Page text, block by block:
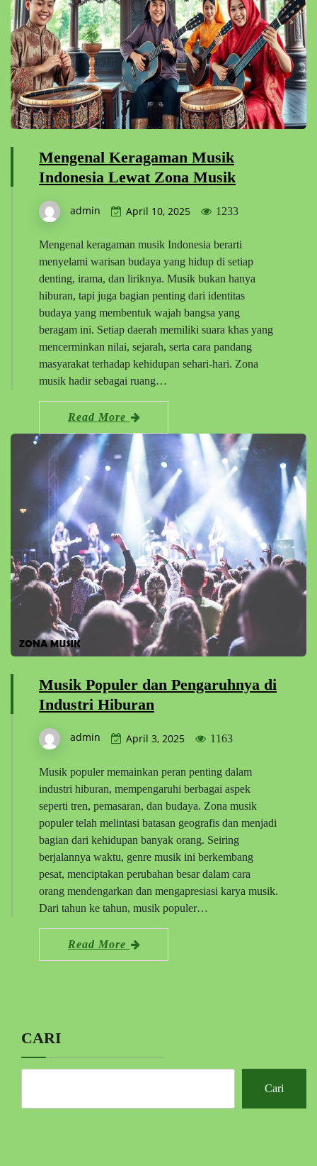
Mengenal Keragaman Musik
Indonesia Lewat Zona Musik
admin April 10, 2025 1233
Mengenal keragaman musik Indonesia berarti
menyelami warisan budaya yang hidup di setiap
denting, irama, dan liriknya. Musik bukan hanya
hiburan, tapi juga bagian penting dari identitas
budaya yang membentuk wajah bangsa yang
beragam ini. Setiap daerah memiliki suara khas yang
mencerminkan nilai, sejarah, serta cara pandang
masyarakat terhadap kehidupan sehari-hari. Zona
musik hadir sebagai ruang…
Read More
Musik Populer dan Pengaruhnya di
Industri Hiburan
admin April 3, 2025 1163
Musik populer memainkan peran penting dalam
industri hiburan, mempengaruhi berbagai aspek
seperti tren, pemasaran, dan budaya. Zona musik
populer telah melintasi batasan geografis dan menjadi
bagian dari kehidupan banyak orang. Seiring
berjalannya waktu, genre musik ini berkembang
pesat, menciptakan perubahan besar dalam cara
orang mendengarkan dan mengapresiasi karya musik.
Dari tahun ke tahun, musik populer…
Read More
CARI
Cari